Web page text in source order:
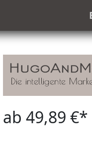
ab 49,89 €*